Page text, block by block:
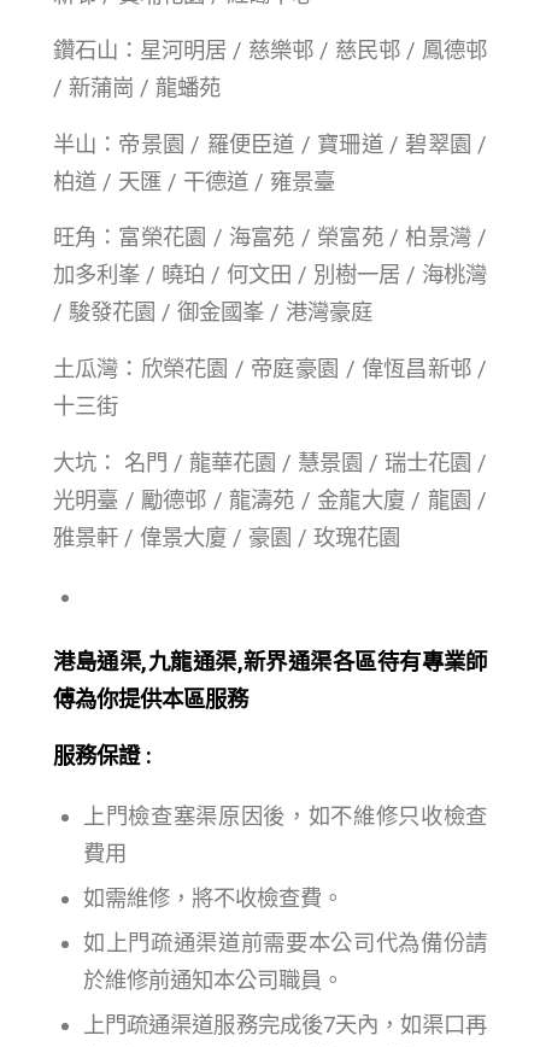
鑽石山：星河明居 / 慈樂邨 / 慈民邨 / 鳳德邨
/ 新蒲崗 / 龍蟠苑
半山：帝景園 / 羅便臣道 / 寶珊道 / 碧翠園 /
柏道 / 天匯 / 干德道 / 雍景臺
旺角：富榮花園 / 海富苑 / 榮富苑 / 柏景灣 /
加多利峯 / 曉珀 / 何文田 / 別樹一居 / 海桃灣
/ 駿發花園 / 御金國峯 / 港灣豪庭
土瓜灣：欣榮花園 / 帝庭豪園 / 偉恆昌新邨 /
十三街
大坑： 名門 / 龍華花園 / 慧景園 / 瑞士花園 /
光明臺 / 勵德邨 / 龍濤苑 / 金龍大廈 / 龍園 /
雅景軒 / 偉景大廈 / 豪園 / 玫瑰花園
港島通渠,九龍通渠,新界通渠各區待有專業師
傅為你提供本區服務
服務保證 :
上門檢查塞渠原因後，如不維修只收檢查
費用
如需維修，將不收檢查費。
如上門疏通渠道前需要本公司代為備份請
於維修前通知本公司職員。
上門疏通渠道服務完成後7天內，如渠口再